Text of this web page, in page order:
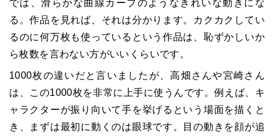
では、滑らかな曲線カーブのようなきれいな動きにな
る。作品を見れば、それは分かります。カクカクしてい
るのに何万枚も使っているという作品は、恥ずかしいか
ら枚数を言わない方がいいくらいです。
1000枚の違いだと言いましたが、高畑さんや宮崎さん
は、この1000枚を非常に上手に使うんです。例えば、キ
ャラクターが振り向いて手を挙げるという場面を描くと
き、まずは最初に動くのは眼球です。目の動きを顔が追